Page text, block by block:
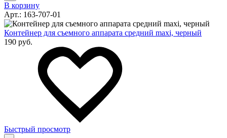
В корзину
Арт.: 163-707-01
Контейнер для съемного аппарата средний maxi, черный
190 руб.
Быстрый просмотр